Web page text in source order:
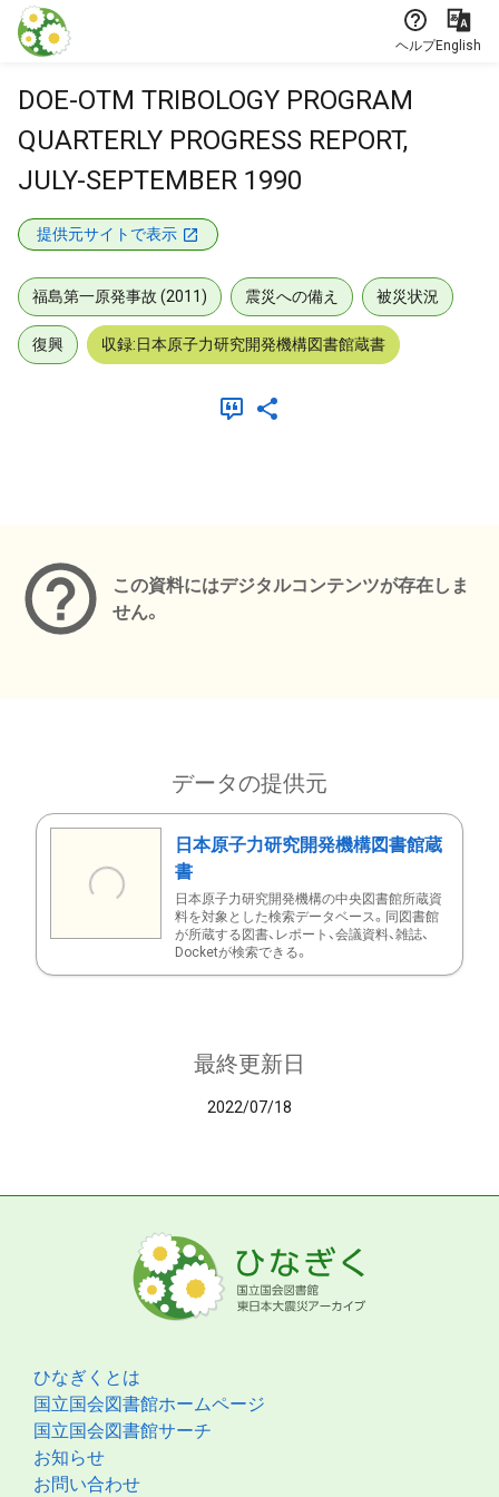
本文に飛ぶ
ヘルプEnglish
DOE-OTM TRIBOLOGY PROGRAM
QUARTERLY PROGRESS REPORT,
JULY-SEPTEMBER 1990
提供元サイトで表示
福島第一原発事故 (2011) 震災への備え 被災状況
復興 収録:日本原子力研究開発機構図書館蔵書
この資料にはデジタルコンテンツが存在しま
せん。
データの提供元
日本原子力研究開発機構図書館蔵
書
日本原子力研究開発機構の中央図書館所蔵資
料を対象とした検索データベース。同図書館
が所蔵する図書、レポート、会議資料、雑誌、
Docketが検索できる。
最終更新日
2022/07/18
ひなぎくとは
国立国会図書館ホームページ
国立国会図書館サーチ
お知らせ
お問い合わせ